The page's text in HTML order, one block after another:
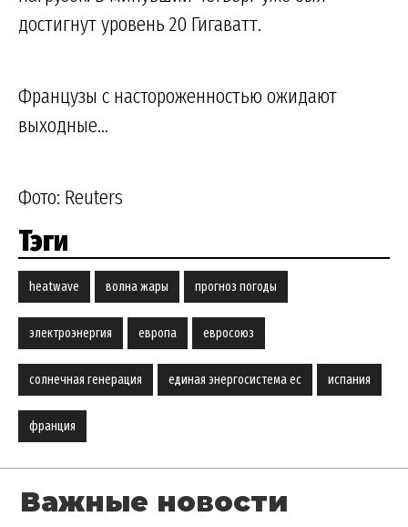
достигнут уровень 20 Гигаватт.
Французы с настороженностью ожидают
выходные...
Фото: Reuters
Тэги
heatwave волна жары прогноз погоды
электроэнергия европа евросоюз
солнечная генерация единая энергосистема ес испания
франция
Важные новости